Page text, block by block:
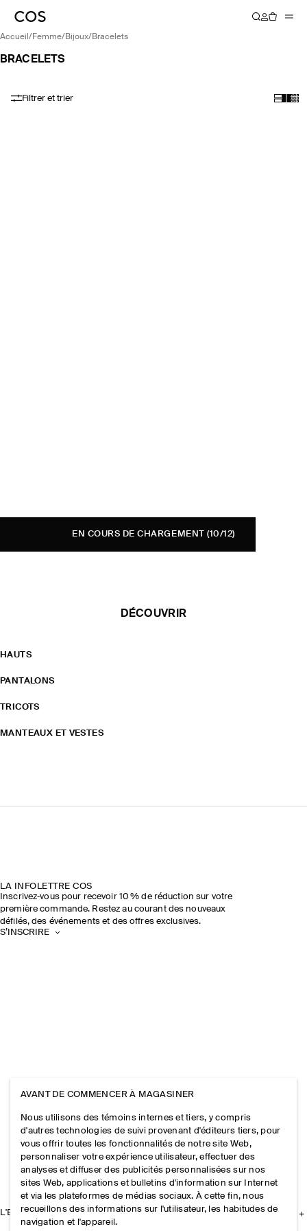
accueil / femme/ bijoux/ bracelets
BRACELETS
Filtrer et trier
EN COURS DE CHARGEMENT (10/12)
DÉCOUVRIR
HAUTS
PANTALONS
TRICOTS
MANTEAUX ET VESTES
LA INFOLETTRE COS
Inscrivez‑vous pour recevoir 10 % de réduction sur votre
première commande. Restez au courant des nouveaux
défilés, des événements et des offres exclusives.
S’INSCRIRE
L'ENTREPRISE
AVANT DE COMMENCER À MAGASINER
Nous utilisons des témoins internes et tiers, y compris
d'autres technologies de suivi provenant d'éditeurs tiers, pour
vous offrir toutes les fonctionnalités de notre site Web,
personnaliser votre expérience utilisateur, effectuer des
analyses et diffuser des publicités personnalisées sur nos
sites Web, applications et bulletins d'information sur Internet
et via les plateformes de médias sociaux. À cette fin, nous
recueillons des informations sur l'utilisateur, les habitudes de
navigation et l'appareil.